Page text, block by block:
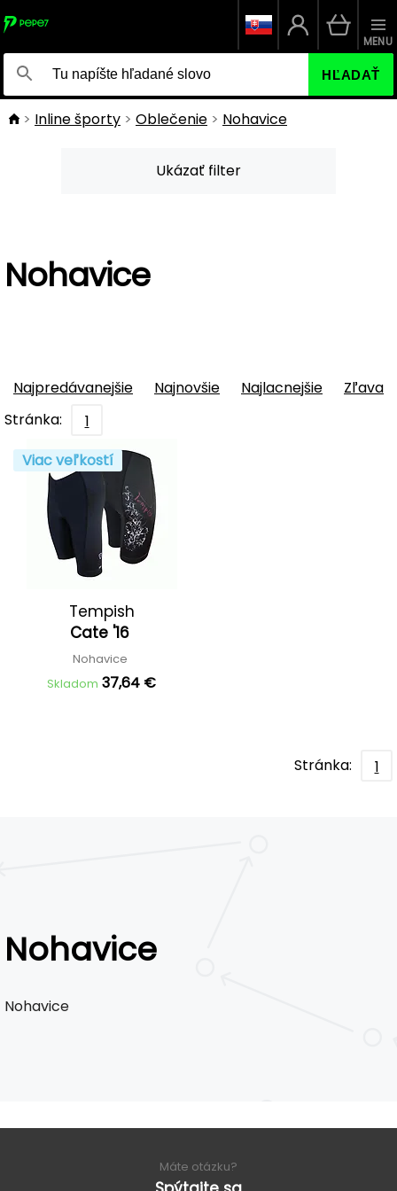
HĽADAŤ
MENU
Inline športy Oblečenie Nohavice
Ukázať filter
Nohavice
Najpredávanejšie Najnovšie Najlacnejšie
Zľava
Stránka:
1
Viac veľkostí
Tempish
Cate '16
Nohavice
Skladom 37,64 €
Stránka: 1
Nohavice
Nohavice
Máte otázku?